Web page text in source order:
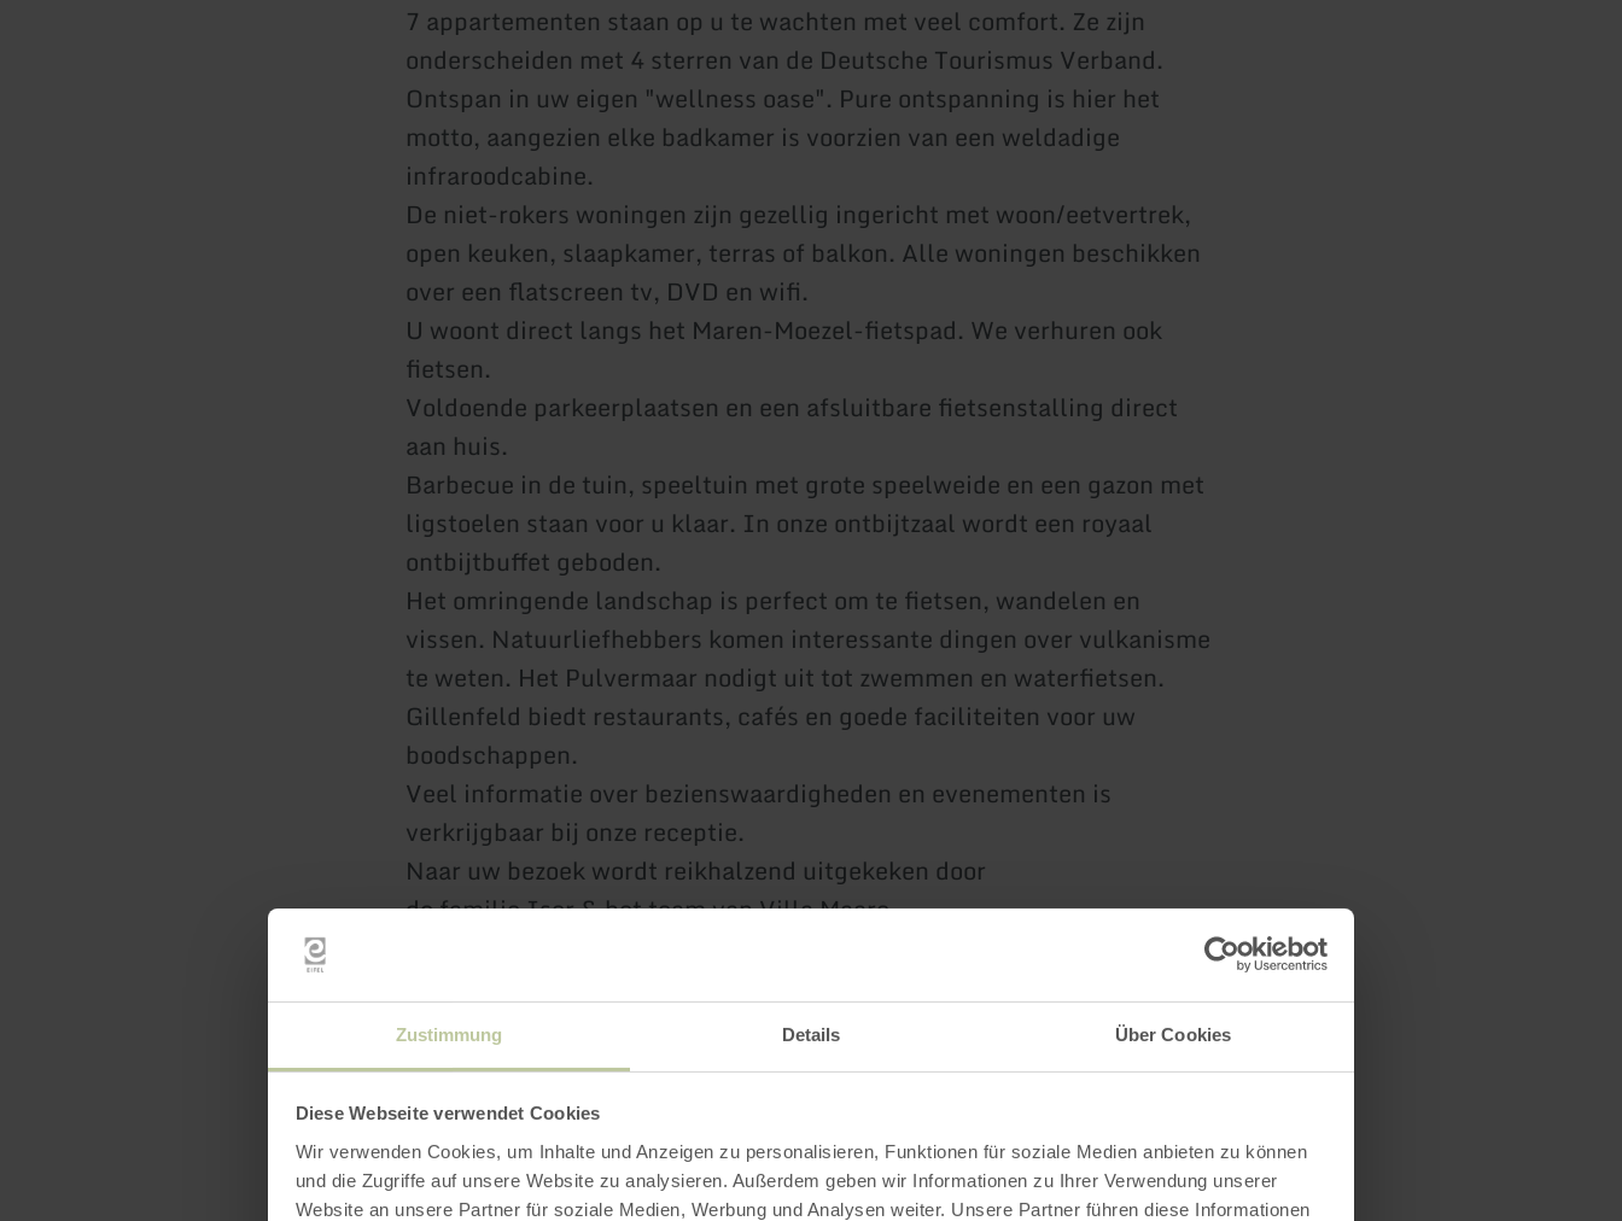
Zustimmung Details Über Cookies
Diese Webseite verwendet Cookies
Wir verwenden Cookies, um Inhalte und Anzeigen zu personalisieren, Funktionen für soziale Medien anbieten zu können
und die Zugriffe auf unsere Website zu analysieren. Außerdem geben wir Informationen zu Ihrer Verwendung unserer
Website an unsere Partner für soziale Medien, Werbung und Analysen weiter. Unsere Partner führen diese Informationen
7 appartementen staan op u te wachten met veel comfort. Ze zijn
onderscheiden met 4 sterren van de Deutsche Tourismus Verband.
Ontspan in uw eigen "wellness oase". Pure ontspanning is hier het
motto, aangezien elke badkamer is voorzien van een weldadige
infraroodcabine.
De niet-rokers woningen zijn gezellig ingericht met woon/eetvertrek,
open keuken, slaapkamer, terras of balkon. Alle woningen beschikken
over een flatscreen tv, DVD en wifi.
U woont direct langs het Maren-Moezel-fietspad. We verhuren ook
fietsen.
Voldoende parkeerplaatsen en een afsluitbare fietsenstalling direct
aan huis.
Barbecue in de tuin, speeltuin met grote speelweide en een gazon met
ligstoelen staan voor u klaar. In onze ontbijtzaal wordt een royaal
ontbijtbuffet geboden.
Het omringende landschap is perfect om te fietsen, wandelen en
vissen. Natuurliefhebbers komen interessante dingen over vulkanisme
te weten. Het Pulvermaar nodigt uit tot zwemmen en waterfietsen.
Gillenfeld biedt restaurants, cafés en goede faciliteiten voor uw
boodschappen.
Veel informatie over bezienswaardigheden en evenementen is
verkrijgbaar bij onze receptie.
Naar uw bezoek wordt reikhalzend uitgekeken door
de familie Iser & het team van Villa Maare
Meer informatie